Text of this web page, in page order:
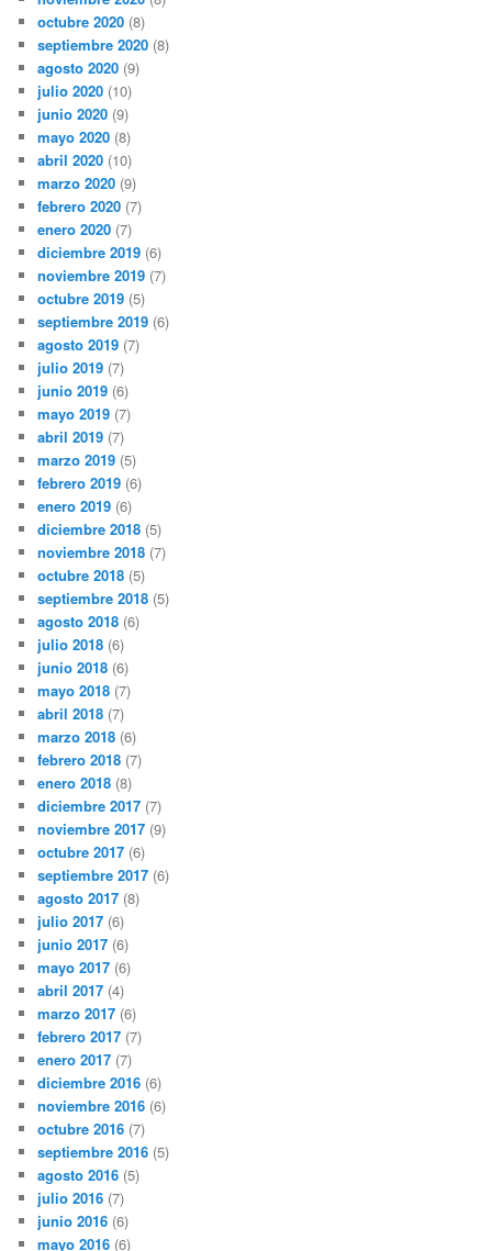
octubre 2020 (8)
septiembre 2020 (8)
agosto 2020 (9)
julio 2020 (10)
junio 2020 (9)
mayo 2020 (8)
abril 2020 (10)
marzo 2020 (9)
febrero 2020 (7)
enero 2020 (7)
diciembre 2019 (6)
noviembre 2019 (7)
octubre 2019 (5)
septiembre 2019 (6)
agosto 2019 (7)
julio 2019 (7)
junio 2019 (6)
mayo 2019 (7)
abril 2019 (7)
marzo 2019 (5)
febrero 2019 (6)
enero 2019 (6)
diciembre 2018 (5)
noviembre 2018 (7)
octubre 2018 (5)
septiembre 2018 (5)
agosto 2018 (6)
julio 2018 (6)
junio 2018 (6)
mayo 2018 (7)
abril 2018 (7)
marzo 2018 (6)
febrero 2018 (7)
enero 2018 (8)
diciembre 2017 (7)
noviembre 2017 (9)
octubre 2017 (6)
septiembre 2017 (6)
agosto 2017 (8)
julio 2017 (6)
junio 2017 (6)
mayo 2017 (6)
abril 2017 (4)
marzo 2017 (6)
febrero 2017 (7)
enero 2017 (7)
diciembre 2016 (6)
noviembre 2016 (6)
octubre 2016 (7)
septiembre 2016 (5)
agosto 2016 (5)
julio 2016 (7)
junio 2016 (6)
mayo 2016 (6)